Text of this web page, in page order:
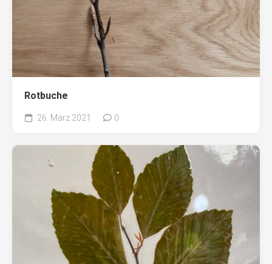
Rotbuche
26. März 2021 0